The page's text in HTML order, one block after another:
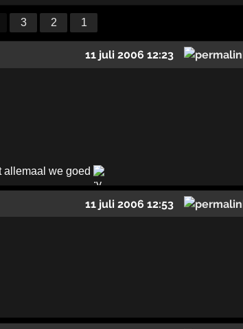
3 2 1
11 juli 2006 12:23
we goed
11 juli 2006 12:53